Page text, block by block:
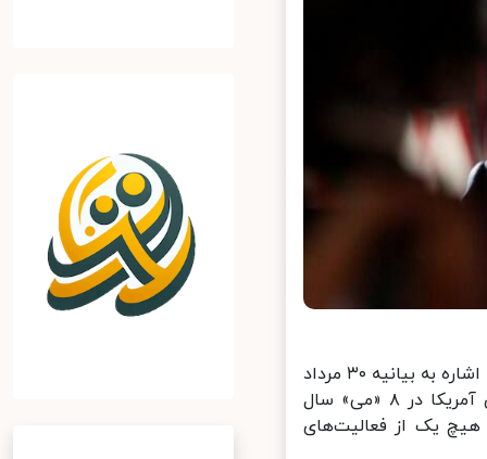
به گزارش ایرنا از تارنمای سرویس اقدام خارجی اتحادیه اروپا، جوسپ بورل با اشاره به بیانیه ۳۰ مرداد
اتحادیه اروپا در همین رابطه یادآور شد که با صدور فرمان رئیس جمهوری آمریکا در ۸ «می» سال
هیچ یک از فعالیت‌های